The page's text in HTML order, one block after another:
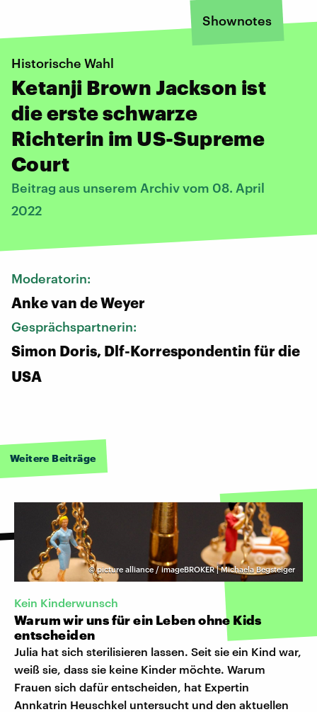
Shownotes
Historische Wahl
Ketanji Brown Jackson ist
die erste schwarze
Richterin im US-Supreme
Court
Beitrag aus unserem Archiv vom 08. April
2022
Moderatorin:
Anke van de Weyer
Gesprächspartnerin:
Simon Doris, Dlf-Korrespondentin für die
USA
Weitere Beiträge
©picture alliance / imageBROKER | Michaela Begsteiger
Kein Kinderwunsch
Warum wir uns für ein Leben ohne Kids
entscheiden
Julia hat sich sterilisieren lassen. Seit sie ein Kind war,
weiß sie, dass sie keine Kinder möchte. Warum
Frauen sich dafür entscheiden, hat Expertin
Annkatrin Heuschkel untersucht und den aktuellen